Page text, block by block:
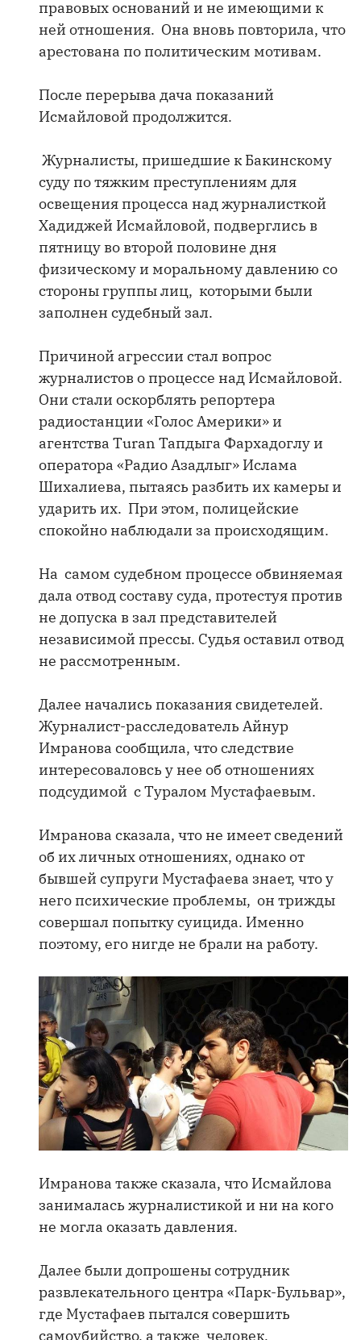
правовых оснований и не имеющими к
ней отношения. Она вновь повторила, что
арестована по политическим мотивам.
После перерыва дача показаний
Исмайловой продолжится.
Журналисты, пришедшие к Бакинскому
суду по тяжким преступлениям для
освещения процесса над журналисткой
Хадиджей Исмайловой, подверглись в
пятницу во второй половине дня
физическому и моральному давлению со
стороны группы лиц, которыми были
заполнен судебный зал.
Причиной агрессии стал вопрос
журналистов о процессе над Исмайловой.
Они стали оскорблять репортера
радиостанции «Голос Америки» и
агентства Turan Тапдыга Фархадоглу и
оператора «Радио Азадлыг» Ислама
Шихалиева, пытаясь разбить их камеры и
ударить их. При этом, полицейские
спокойно наблюдали за происходящим.
На самом судебном процессе обвиняемая
дала отвод составу суда, протестуя против
не допуска в зал представителей
независимой прессы. Судья оставил отвод
не рассмотренным.
Далее начались показания свидетелей.
Журналист-расследователь Айнур
Имранова сообщила, что следствие
интересоваловсь у нее об отношениях
подсудимой с Туралом Мустафаевым.
Имранова сказала, что не имеет сведений
об их личных отношениях, однако от
бывшей супруги Мустафаева знает, что у
него психические проблемы, он трижды
совершал попытку суицида. Именно
поэтому, его нигде не брали на работу.
Имранова также сказала, что Исмайлова
занималась журналистикой и ни на кого
не могла оказать давления.
Далее были допрошены сотрудник
развлекательного центра «Парк-Бульвар»,
где Мустафаев пытался совершить
самоубийство, а также человек,